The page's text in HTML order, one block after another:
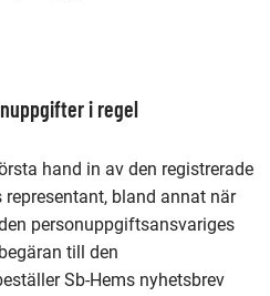
i regel
hand in av den registrerade
bland annat när
personuppgiftsansvariges
till den
Sb-Hems nyhetsbrev